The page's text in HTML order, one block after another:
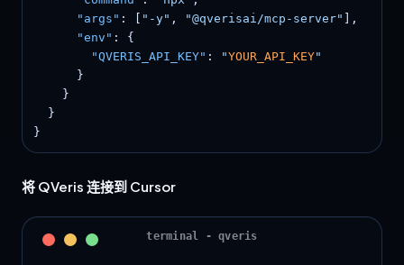
"args" : [ "-y" , "@qverisai/mcp-server"
],
"env" : {
"QVERIS_API_KEY" : "YOUR_API_KEY"
      }
    }
  }
}
将 QVeris 连接到 Cursor